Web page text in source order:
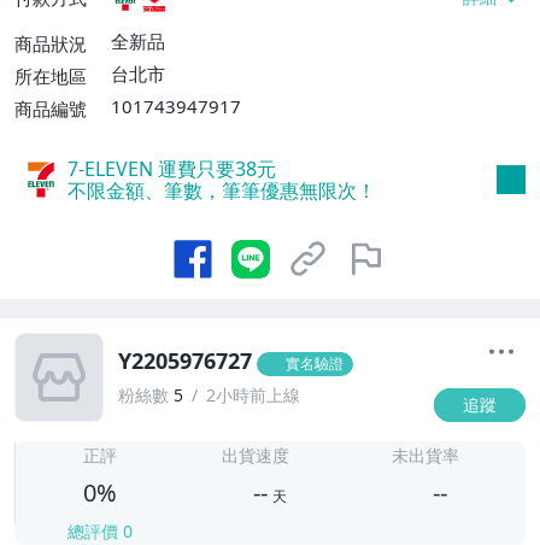
商品狀況
全新品
所在地區
台北市
商品編號
101743947917
7-ELEVEN 運費只要38元
不限金額、筆數，筆筆優惠無限次！
Y2205976727 實名驗證
粉絲數 5 2小時前上線 追蹤
正評
0%
總評價 0
出貨速度
-- 天
未出貨率
--